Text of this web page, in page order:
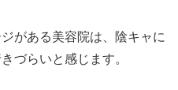
がある美容院は、陰キャに
づらいと感じます。